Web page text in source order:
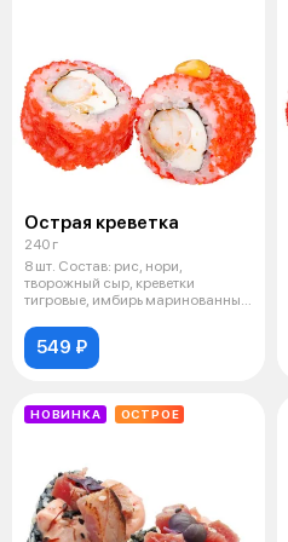
Острая креветка
240 г
8 шт. Состав: рис, нори,
творожный сыр, креветки
тигровые, имбирь маринованный,
549 ₽
НОВИНКА ОСТРОЕ